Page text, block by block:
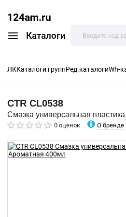
124am.ru
Каталоги
ЛККаталоги группРед.каталогиWh-
CTR CL0538
Смазка универсальная
0 оценок О бренде